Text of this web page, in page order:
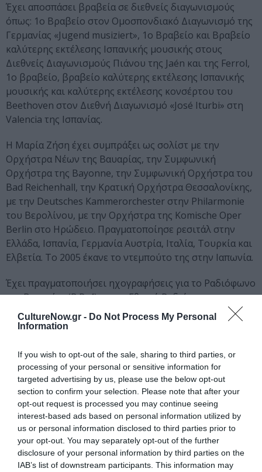
CultureNow.gr - Do Not Process My Personal
Information
If you wish to opt-out of the sale, sharing to third parties, or
processing of your personal or sensitive information for
targeted advertising by us, please use the below opt-out
section to confirm your selection. Please note that after your
opt-out request is processed you may continue seeing
interest-based ads based on personal information utilized by
us or personal information disclosed to third parties prior to
your opt-out. You may separately opt-out of the further
disclosure of your personal information by third parties on the
IAB’s list of downstream participants. This information may
Έχει αποσπάσει βραβεία σε διεθνείς διαγωνισμούς
όπως: 1ο Βραβείο στον Ομοσπονδιακό Διαγωνισμό της
Γερμανίας «Jugend musiziert», 1ο Βραβείo και Βραβείο
καλύτερης εκτέλεσης Ισπανικής μουσικής στους
Διεθνείς Διαγωνισμούς Πιάνου της Jaén και της Ferrol,
1ο βραβείο, βραβείο καλύτερης εκτέλεσης Ισπανικής
μουσικής και καλύτερης εκτέλεσης κονσέρτου του
Beethoven στον Διεθνή Διαγωνισμό «José Iturbi» στη
Valencia της Ισπανίας.
Η Μαρία Ζήση έχει συμπράξει ως σολίστ με την
Ορχήστρα Νέων της Βαυαρίας, την Συμφωνική
Ορχήστρα της Bayonne, την Συμφωνική Ορχήστρα του
Bad Reichenhall, την Κρατική Ορχήστρα Θεσσαλονίκης,
με την Deutsches Kammerorchester στην Philarmonie
του Βερολίνου, με την Ορχήστρα της Komische Oper
Berlin στο Ηρώδειο. Πραγματοποίησε ρεσιτάλ στην
Ελλάδα, Ισπανία, Γερμανία Αυστρία, Ιταλία, Τουρκία και
Ελβετία. Το 2005 έκανε το ντεμπούτο της στην Ιαπωνία.
Έχει πραγματοποιήσει ηχογραφήσεις για το Ραδιόφωνο
της Βαυαρίας (B.R. 4) και το Εθνικό Ραδιόφωνο της
Ισπανίας. Το 2004 εκδόθηκε το πρώτο της CD με τις
Goyescas του Enrique Granados. Από το 2002 ζει στη
Ταυτότητα Εκδήλωσης
Τοποθεσία:
Φιλολογικός Σύλλογος Παρνασσός, Πλ. Αγίου
Γεωργίου Καρύτση 8, Αθήνα
Φιλολογικός Σύλλογος Παρνασσός